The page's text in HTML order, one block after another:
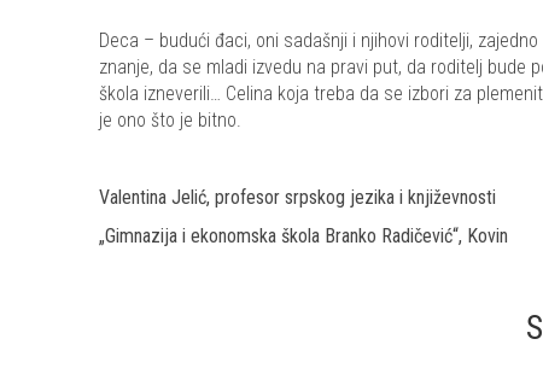
Deca – budući đaci, oni sadašnji i njihovi roditelji,
znanje, da se mladi izvedu na pravi put, da roditelj
škola izneverili… Celina koja treba da se izbori za
je ono što je bitno.
Valentina Jelić, profesor srpskog jezika i književnosti
„Gimnazija i ekonomska škola Branko Radičević“, Kovin